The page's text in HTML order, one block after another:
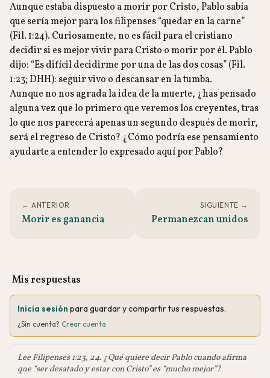
Aunque estaba dispuesto a morir por Cristo, Pablo sabía
que sería mejor para los filipenses “quedar en la carne”
(Fil. 1:24). Curiosamente, no es fácil para el cristiano
decidir si es mejor vivir para Cristo o morir por él. Pablo
dijo: “Es difícil decidirme por una de las dos cosas” (Fil.
1:23; DHH): seguir vivo o descansar en la tumba.
Aunque no nos agrada la idea de la muerte, ¿has pensado
alguna vez que lo primero que veremos los creyentes, tras
lo que nos parecerá apenas un segundo después de morir,
será el regreso de Cristo? ¿Cómo podría ese pensamiento
ayudarte a entender lo expresado aquí por Pablo?
← ANTERIOR
Morir es ganancia
SIGUIENTE →
Permanezcan unidos
Mis respuestas
Inicia sesión para guardar y compartir tus respuestas.
¿Sin cuenta? Crear cuenta
Lee Filipenses 1:23, 24. ¿Qué quiere decir Pablo cuando afirma
que “ser desatado y estar con Cristo” es “mucho mejor”?